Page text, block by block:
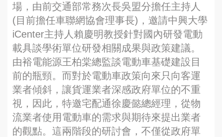
場，由前交通部常務次長吳盟分擔任主持人
(目前擔任車聯網協會理事長)，邀請中興大學
iCenter主持人賴慶明教授針對國內研發電動
載具談學術單位研發相關成果與政策建議。
由裕電能源王柏棠總監談電動車基礎建設目
前的瓶頸。而對於電動車政策向來只向客運
業者傾斜，讓貨運業者深感政府單位的不重
視，因此，特邀宅配通徐慶懿總經理，從物
流業者使用電動車的需求與期待來提出業者
的觀點。這兩階段的研討會，不僅從政府單